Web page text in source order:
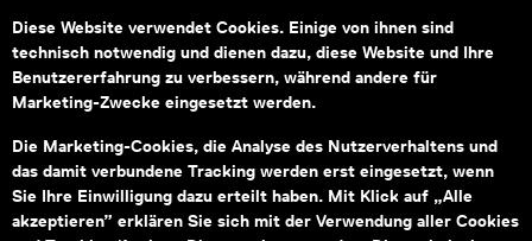
Diese Website verwendet Cookies. Einige von ihnen sind
technisch notwendig und dienen dazu, diese Website und Ihre
Benutzererfahrung zu verbessern, während andere für
Marketing-Zwecke eingesetzt werden.
Die Marketing-Cookies, die Analyse des Nutzerverhaltens und
das damit verbundene Tracking werden erst eingesetzt, wenn
Sie Ihre Einwilligung dazu erteilt haben. Mit Klick auf „Alle
akzeptieren” erklären Sie sich mit der Verwendung aller Cookies
Informationen zu Ihrem
Subventionsgeber Hauptsponsor